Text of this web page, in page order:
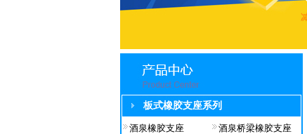
板式橡胶支座系列
酒泉橡胶支座 酒泉桥梁橡胶支座